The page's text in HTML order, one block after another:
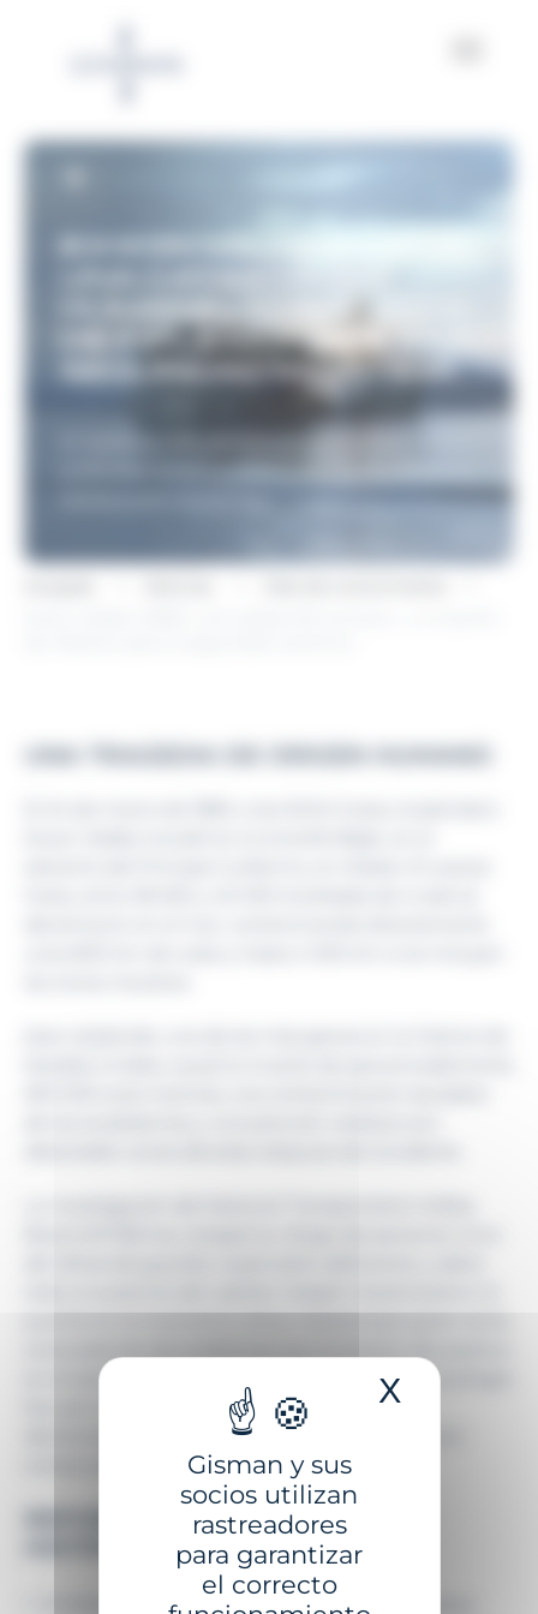
Gisman y sus
socios utilizan
rastreadores
para garantizar
el correcto
X
DE INFLEXIÓN PARA LA
SEGURIDAD MARÍTIMA
El naufragio del petrolero Exxon Valdez marcó
profundamente la historia de la seguridad y la
puente en el momento crítico. Hazelwood, quien tenía
en el test de alcoholemia tras el accidente. El naufragio
fue, por tanto, el resultado de una cadena de
decisiones humanas y fallos organizacionales con
consecuencias dramáticas.
REFORMAS REGULATORIAS
Prohibición progresiva de los petroleros de casco